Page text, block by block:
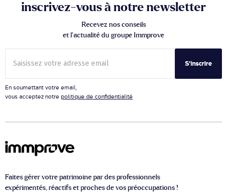
inscrivez-vous à notre newsletter
Recevez nos conseils
et l’actualité du groupe Immprove
S'inscrire
En soumettant votre email,
vous acceptez notre politique de confidentialité
Faites gérer votre patrimoine par des professionnels
expérimentés, réactifs et proches de vos préoccupations !